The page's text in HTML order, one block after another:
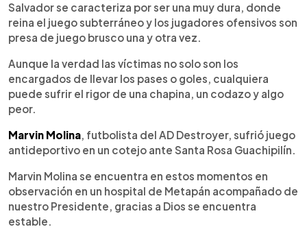
Salvador se caracteriza por ser una muy dura, donde
reina el juego subterráneo y los jugadores ofensivos son
presa de juego brusco una y otra vez.
Aunque la verdad las víctimas no solo son los
encargados de llevar los pases o goles, cualquiera
puede sufrir el rigor de una chapina, un codazo y algo
peor.
Marvin Molina, futbolista del AD Destroyer, sufrió juego
antideportivo en un cotejo ante Santa Rosa Guachipilín.
Marvin Molina se encuentra en estos momentos en
observación en un hospital de Metapán acompañado de
nuestro Presidente, gracias a Dios se encuentra
estable.